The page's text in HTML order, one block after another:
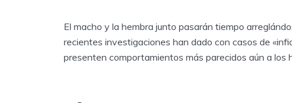
El macho y la hembra junto pasarán tiempo
recientes investigaciones han dado con casos de
presenten comportamientos más parecidos aún a los